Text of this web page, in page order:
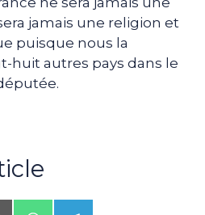
jamais une religion et
puisque nous la
huit autres pays dans le